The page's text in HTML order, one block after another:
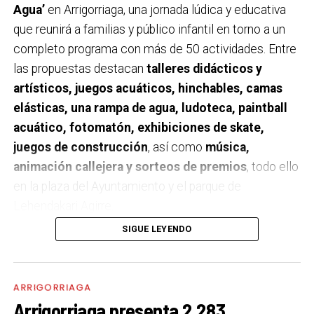
Agua’en Arrigorriaga, una jornada lúdica y educativa
que reunirá a familias y público infantil en torno a un
completo programa con más de 50 actividades. Entre
las propuestas destacan talleres didácticos y
artísticos, juegos acuáticos, hinchables, camas
elásticas, una rampa de agua, ludoteca, paintball
acuático, fotomatón, exhibiciones de skate,
juegos de construcción, así como música,
animación callejera y sorteos de premios, todo ello
en la plaza del Ayuntamiento y el parque de
El programa se desarrollaráentre las 10:30 y las
19:00 horascon la colaboración del Ayuntamiento de
SIGUE LEYENDO
ARRIGORRIAGA